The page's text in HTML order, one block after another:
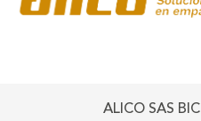
ALICO SAS BIC